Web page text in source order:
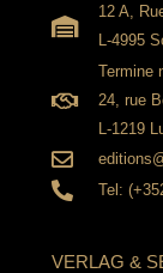
12 A,
L-4995
Termine
24, rue
L-1219
Tel:
VERLAG &